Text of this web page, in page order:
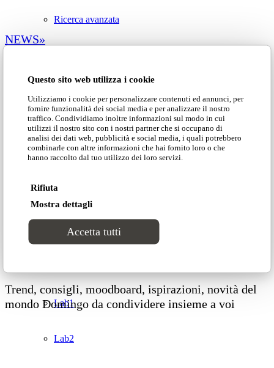
Questo sito web utilizza i cookie
Utilizziamo i cookie per personalizzare contenuti ed annunci, per
fornire funzionalità dei social media e per analizzare il nostro
traffico. Condividiamo inoltre informazioni sul modo in cui
utilizzi il nostro sito con i nostri partner che si occupano di
analisi dei dati web, pubblicità e social media, i quali potrebbero
combinarle con altre informazioni che hai fornito loro o che
hanno raccolto dal tuo utilizzo dei loro servizi.
Rifiuta
Mostra dettagli
Accetta tutti
Ricerca avanzata
Groove
Tracks
Sweet dreams
Lab1
Lab2
NEWS»
PROGETTI»
CATALOGHI»
CONTATTI»
AIUTI DI STATO RICEVUTI
prodotto sostenibile e digitale”
Segui il nostro network
Trend, consigli, moodboard, ispirazioni, novità del
mondo Domingo da condividere insieme a voi